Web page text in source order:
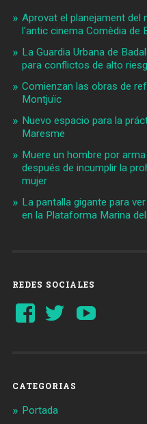
Aprovat el planejament del
l'antic cinema Comèdia de
La Guardia Urbana de
para conflictos de alto
Comienzan las obras de
Montjuïc
Nuevo espacio para la
Maresme
Muere un hombre por
después de incumplir la
mujer
La pantalla gigante para
en la Plataforma Marina
REDES SOCIALES
Ver
perfil
Ver
perfil
CATEGORIAS
Portada